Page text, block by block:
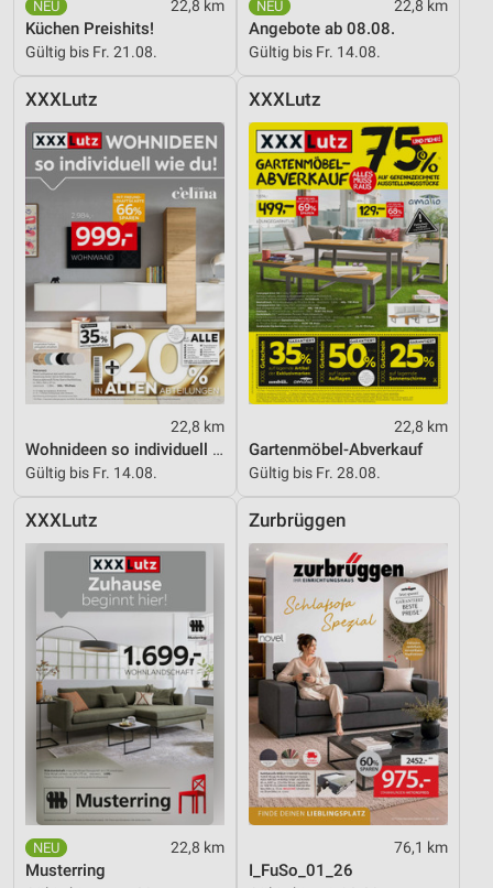
22,8 km
Küchen Preishits!
Gültig bis Fr. 21.08.
22,8 km
Angebote ab 08.08.
Gültig bis Fr. 14.08.
XXXLutz
22,8 km
Wohnideen so individuell wie du!
Gültig bis Fr. 14.08.
XXXLutz
22,8 km
Gartenmöbel-Abverkauf
Gültig bis Fr. 28.08.
XXXLutz
22,8 km
Musterring
Zurbrüggen
76,1 km
I_FuSo_01_26